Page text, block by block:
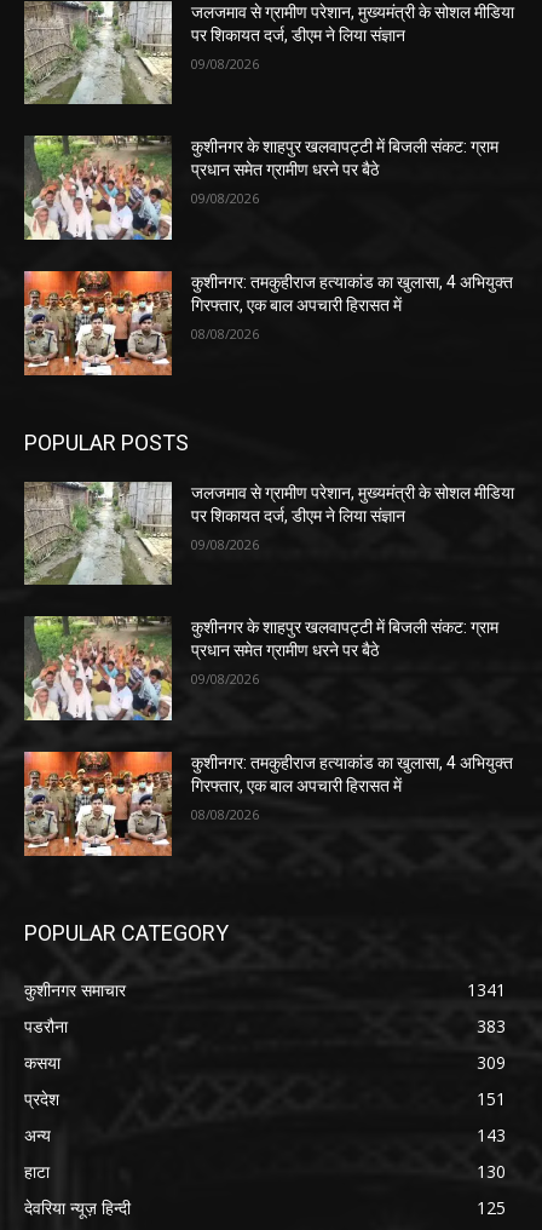
जलजमाव से ग्रामीण परेशान, मुख्यमंत्री के सोशल मीडिया
पर शिकायत दर्ज, डीएम ने लिया संज्ञान
09/08/2026
कुशीनगर के शाहपुर खलवापट्टी में बिजली संकट: ग्राम
प्रधान समेत ग्रामीण धरने पर बैठे
09/08/2026
कुशीनगर: तमकुहीराज हत्याकांड का खुलासा, 4 अभियुक्त
गिरफ्तार, एक बाल अपचारी हिरासत में
08/08/2026
POPULAR POSTS
जलजमाव से ग्रामीण परेशान, मुख्यमंत्री के सोशल मीडिया
पर शिकायत दर्ज, डीएम ने लिया संज्ञान
09/08/2026
कुशीनगर के शाहपुर खलवापट्टी में बिजली संकट: ग्राम
प्रधान समेत ग्रामीण धरने पर बैठे
09/08/2026
कुशीनगर: तमकुहीराज हत्याकांड का खुलासा, 4 अभियुक्त
गिरफ्तार, एक बाल अपचारी हिरासत में
08/08/2026
POPULAR CATEGORY
कुशीनगर समाचार
1341
पडरौना
383
कसया
309
प्रदेश
151
अन्य
143
हाटा
130
देवरिया न्यूज़ हिन्दी
125